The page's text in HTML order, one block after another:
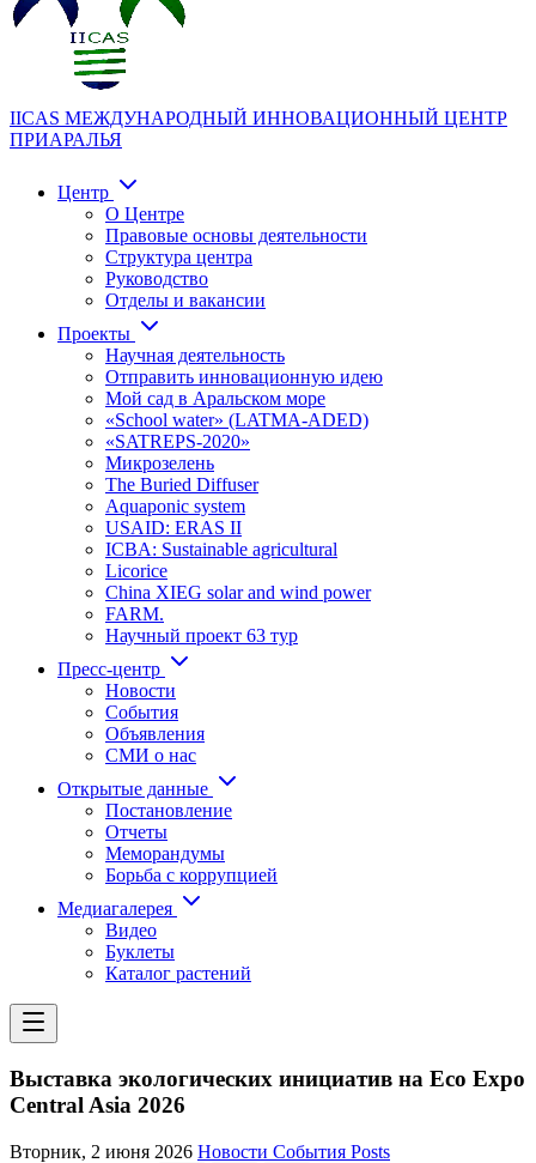
IICAS МЕЖДУНАРОДНЫЙ ИННОВАЦИОННЫЙ ЦЕНТР
ПРИАРАЛЬЯ
Центр
О Центре
Правовые основы деятельности
Структура центра
Руководство
Отделы и вакансии
Проекты
Научная деятельность
Отправить инновационную идею
Мой сад в Аральском море
«School water» (LATMA-ADED)
«SATREPS-2020»
Микрозелень
The Buried Diffuser
Aquaponic system
USAID: ERAS II
ICBA: Sustainable agricultural
Licorice
China XIEG solar and wind power
FARM.
Научный проект 63 тур
Пресс-центр
Новости
События
Объявления
СМИ о нас
Открытые данные
Постановление
Отчеты
Меморандумы
Борьба с коррупцией
Медиагалерея
Видео
Буклеты
Каталог растений
Выставка экологических инициатив на Eco Expo
Central Asia 2026
Вторник, 2 июня 2026 Новости События Posts